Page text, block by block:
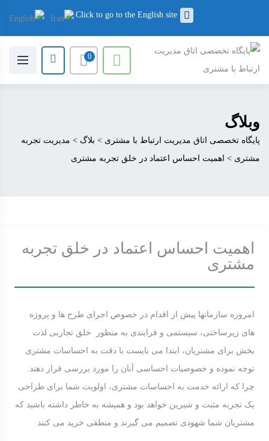
Click to go to the English site
0
وبلاگ
پایگاه تخصصی اتاق مدیریت ارتباط با مشتری > بلاگ > مدیریت تجربه
مشتری > اهمیت احساس اعتماد در خلق تجربه مشتری
اهمیت احساس اعتماد در خلق تجربه
مشتری
امروزه سازمانها پیش از اقدام در خصوص اجرای طرح ها و پروژه
های زیرساختی، سیستمی و فرایندی به منظور خلق تجاربی لذت
بخش برای مشتریان، ابتدا می بایست با دقت به احساسات مشتری
توجه نموده و خصوصیات احساسی آنان را مورد بررسی قرار دهند.
چرا که ارائه خدمت به احساسات مشتری، اولویت شما برای طراحی
یک تجربه مثبت و شیرین خواهد بود و همیشه به خاطر داشته باشید که
مشتریان شما شهودی تصمیم می گیرند و منطقی خرید می کنند